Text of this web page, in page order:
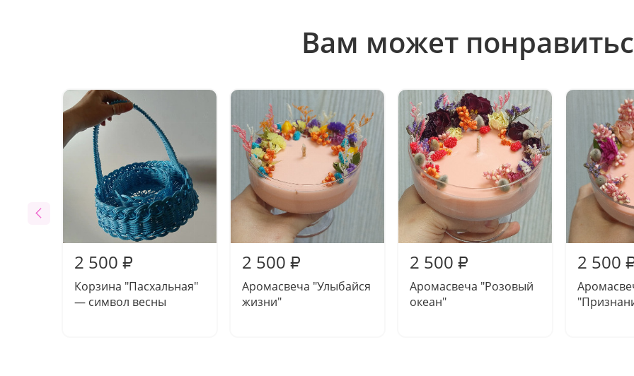
Вам может
2 500 ₽
Корзина "Пасхальная"
— символ весны
2 500 ₽
Аромасвеча "Улыбайся
жизни"
2 500 ₽
Аромасвеча "Розовый
океан"
2 500